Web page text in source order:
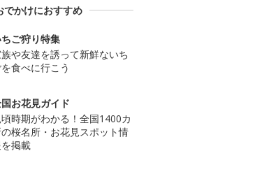
でかけにおすすめ
ご狩り特集
や友達を誘って新鮮ないち
食べに行こう
お花見ガイド
頃時期がわかる！全国1400カ
桜名所・お花見スポット情
掲載